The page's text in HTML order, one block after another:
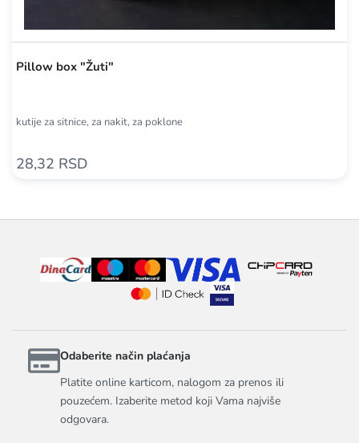
Pillow box "Žuti"
kutije za sitnice, za nakit, za poklone
28,32 RSD
Odaberite način plaćanja
Platite online karticom, nalogom za prenos ili
pouzećem. Izaberite metod koji Vama najviše
odgovara.